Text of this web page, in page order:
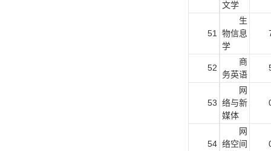
文学
51
生
物信息
学
52
商
务英语
53
网
络与新
媒体
54
网
络空间